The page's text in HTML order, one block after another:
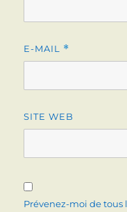
E-MAIL *
SITE WEB
Prévenez-moi de tous